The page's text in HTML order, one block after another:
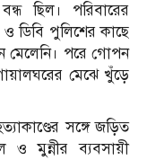
ছিল। পরিবারের
ও ডিবি পুলিশের কাছে
মেলেনি। পরে গোপন
মেঝে খুঁড়ে
সঙ্গে জড়িত
ও মুন্নীর ব্যবসায়ী